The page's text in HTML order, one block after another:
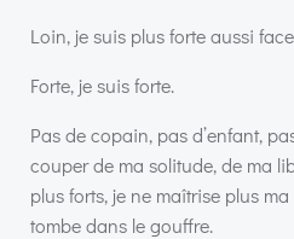
Loin, je suis plus forte aussi
Forte, je suis forte.
Pas de copain, pas d’enfant,
couper de ma solitude, de ma
plus forts, je ne maîtrise plus
tombe dans le gouffre.